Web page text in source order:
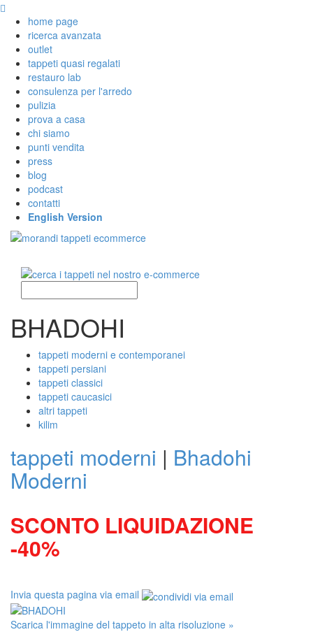
home page
ricerca avanzata
outlet
tappeti quasi regalati
restauro lab
consulenza per l'arredo
pulizia
prova a casa
chi siamo
punti vendita
press
blog
podcast
contatti
English Version
BHADOHI
tappeti moderni e contemporanei
tappeti persiani
tappeti classici
tappeti caucasici
altri tappeti
kilim
tappeti moderni | Bhadohi
Moderni
SCONTO LIQUIDAZIONE
-40%
Invia questa pagina via email
Scarica l'immagine del tappeto in alta risoluzione »